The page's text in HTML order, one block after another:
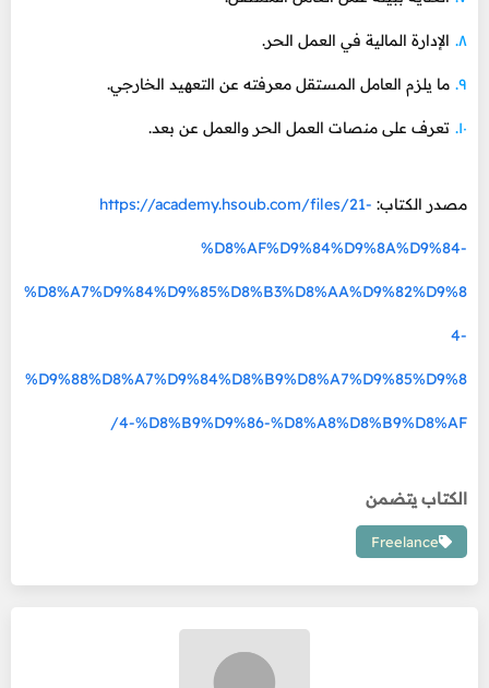
الإدارة المالية في العمل الحر.
ما يلزم العامل المستقل معرفته عن التعهيد الخارجي.
تعرف على منصات العمل الحر والعمل عن بعد.
مصدر الكتاب: https://academy.hsoub.com/files/21-
%D8%AF%D9%84%D9%8A%D9%84-
%D8%A7%D9%84%D9%85%D8%B3%D8%AA%D9%82%D9%8
4-
%D9%88%D8%A7%D9%84%D8%B9%D8%A7%D9%85%D9%8
4-%D8%B9%D9%86-%D8%A8%D8%B9%D8%AF/
الكتاب يتضمن
Freelance